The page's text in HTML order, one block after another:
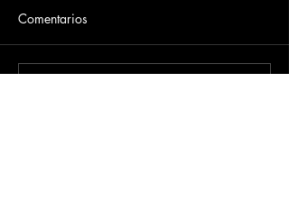
Comentarios